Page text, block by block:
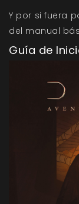
Y por si fuera
del manual
Guía de